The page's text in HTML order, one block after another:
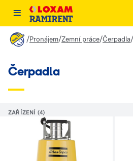
/Pronájem/Zemní práce/Čerpadla/
Čerpadla
ZAŘÍZENÍ (4)